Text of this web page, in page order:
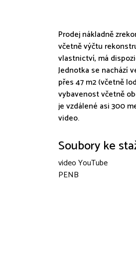
Prodej nákladně
včetně výčtu
vlastnictví, má
Jednotka se nachází
přes 47 m2 (včetně
vybavenost včetně
je vzdálené asi 300
video.
Soubory ke
video YouTube
PENB